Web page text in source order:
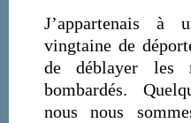
J’appartenais à
vingtaine de
de déblayer les
bombardés.
nous nous